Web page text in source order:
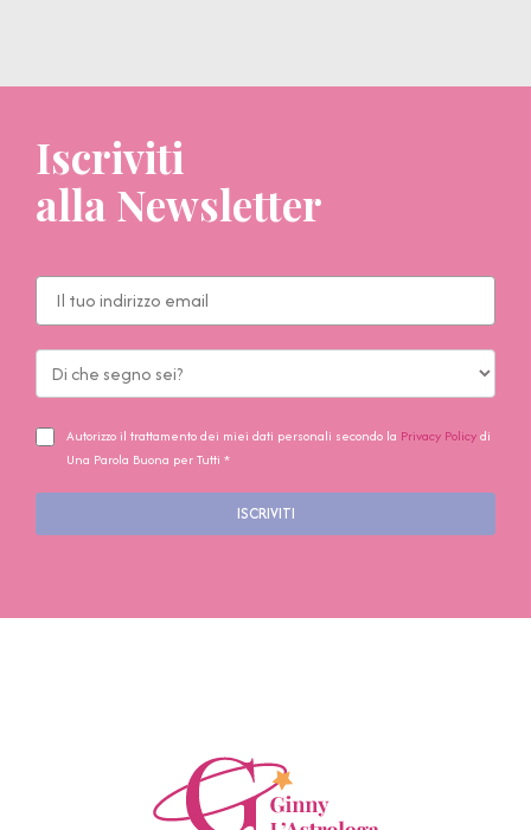
Iscriviti
alla Newsletter
Autorizzo il trattamento dei miei dati personali secondo la Privacy Policydi
Una Parola Buona per Tutti *
ISCRIVITI